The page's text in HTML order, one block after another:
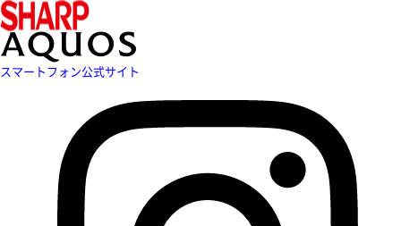
スマートフォン公式サイト